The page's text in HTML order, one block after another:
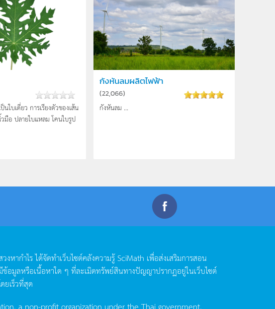
ใบเดี่ยว การเรียงตัวของเส้น
มือ ปลายใบแหลม โคนใบรูป
กังหันลมผลิตไฟฟ้า
(22,066)
กังหันลม ...
งหากำไรได้จัดทำเว็บไซต์คลังความรู้SciMath เพื่อส่งเสริมการสอน
อมูลหรือเนื้อหาใด ๆ ที่ละเมิดทรัพย์สินทางปัญญาปรากฏอยู่ในเว็บไซต์
ยเร็วที่สุด
a non-profit organization under the Thai government,